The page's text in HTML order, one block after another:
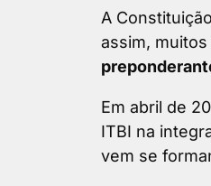
A
assim,
Em abril de
ITBI na
vem se